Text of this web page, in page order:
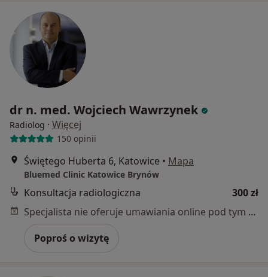
dr n. med. Wojciech Wawrzynek
Radiolog · Więcej
150 opinii
Świętego Huberta 6, Katowice • Mapa
Bluemed Clinic Katowice Brynów
Konsultacja radiologiczna
300 zł
Specjalista nie oferuje umawiania online pod tym adresem.
Poproś o wizytę